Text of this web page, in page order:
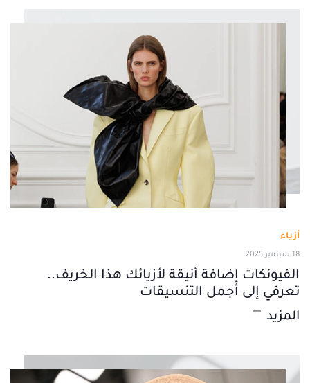
أزياء
18 سبتمبر 2025
الفيونكات إضافة أنيقة لأزيائك هذا الخريف..
تعرفي إلى أجمل التنسيقات
المزيد